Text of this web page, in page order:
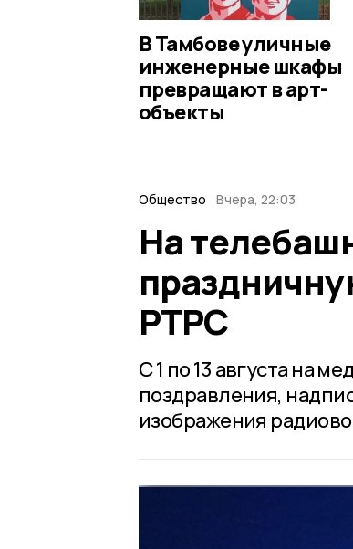
В Тамбове уличные
инженерные шкафы
превращают в арт-
объекты
Общество Вчера, 22:03
На
РТРС
С 1 по 13 августа на
поздравления,
изображения